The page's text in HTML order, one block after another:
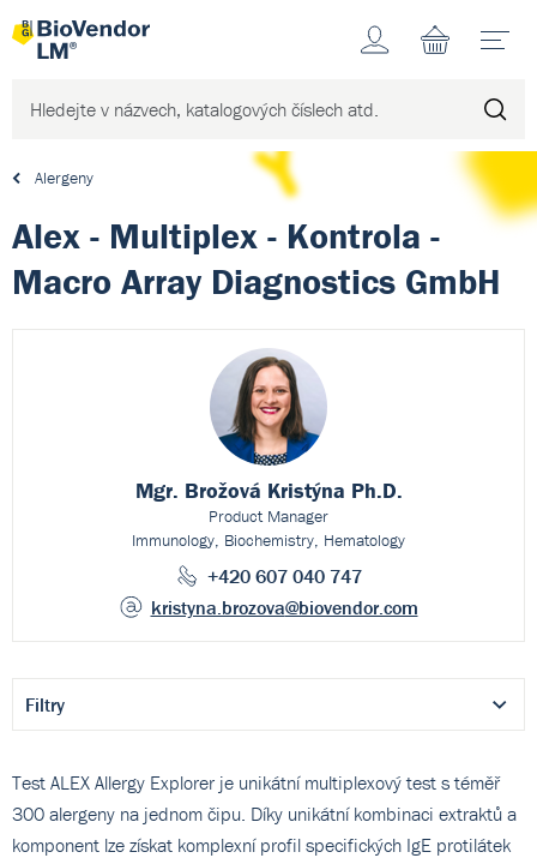
Účet
Alergeny
Alex - Multiplex - Kontrola -
Macro Array Diagnostics GmbH
Mgr. Brožová Kristýna Ph.D.
Product Manager
Immunology, Biochemistry, Hematology
+420 607 040 747
kristyna.brozova@biovendor.com
Filtry
Test ALEX Allergy Explorer je unikátní multiplexový test s téměř
300 alergeny na jednom čipu. Díky unikátní kombinaci extraktů a
komponent lze získat komplexní profil specifických IgE protilátek